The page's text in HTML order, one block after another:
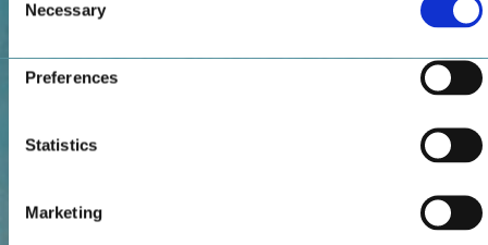
Selection
Necessary
Preferences
Statistics
Marketing